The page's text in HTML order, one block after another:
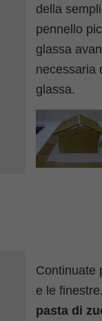
della
pennello
glassa
necessaria
glassa.
Continuate
e le
pasta di